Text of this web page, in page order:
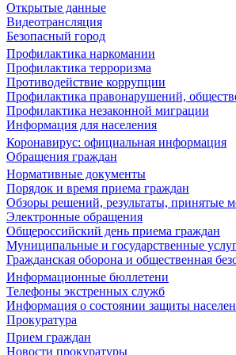
Открытые данные
Видеотрансляция
Безопасный город
Профилактика наркомании
Профилактика терроризма
Противодействие коррупции
Профилактика правонарушений,
Профилактика незаконной миграции
Информация для населения
Коронавирус: официальная информация
Обращения граждан
Нормативные документы
Порядок и время приема граждан
Обзоры решений, результаты, принятые
Электронные обращения
Общероссийский день приема граждан
Муниципальные и государственные
Гражданская оборона и общественная
Информационные бюллетени
Телефоны экстренных служб
Информация о состоянии защиты
Прокуратура
Прием граждан
Новости прокуратуры